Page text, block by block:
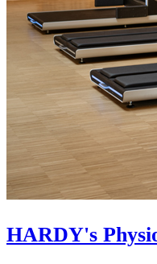
HARDY's